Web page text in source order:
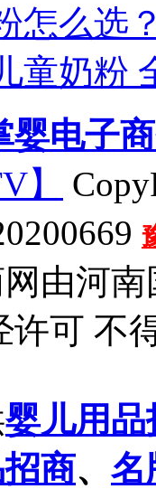
怎么选
童奶粉
婴电子
】
由河
许可 不
婴儿用品
商、 名